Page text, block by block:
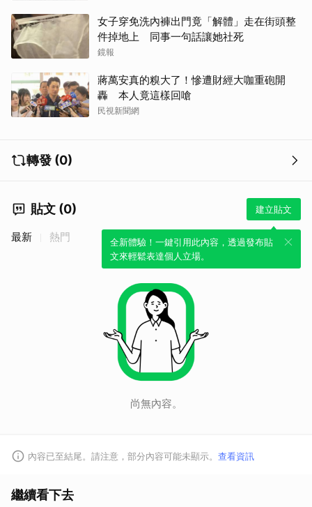
女子穿免洗內褲出門竟「解體」走在街頭整
件掉地上 同事一句話讓她社死
鏡報
蔣萬安真的糗大了！慘遭財經大咖重砲開
轟 本人竟這樣回嗆
民視新聞網
轉發 (0)
貼文 (0) 建立貼文
全新體驗！一鍵引用此內容，透過發布貼
文來輕鬆表達個人立場。
最新 熱門
尚無內容。
內容已至結尾。請注意，部分內容可能未顯示。 查看資訊
繼續看下去